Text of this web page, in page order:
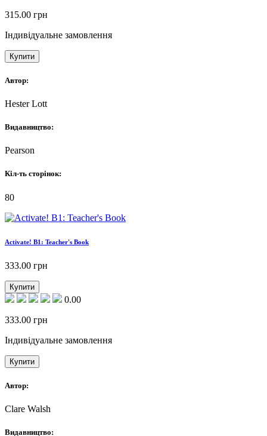
315.00 грн
Індивідуальне замовлення
Купити
Автор:
Hester Lott
Видавництво:
Pearson
Кіл-ть сторінок:
80
Activate! B1: Teacher's Book
333.00 грн
Купити
0.00
333.00 грн
Індивідуальне замовлення
Купити
Автор:
Clare Walsh
Видавництво: